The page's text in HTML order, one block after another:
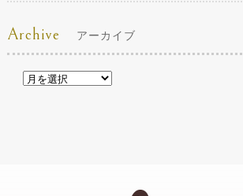
Archive アーカイブ